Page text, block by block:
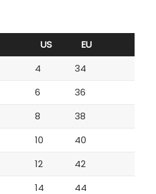
US
EU
4
34
6
36
8
38
10
40
12
42
14 44